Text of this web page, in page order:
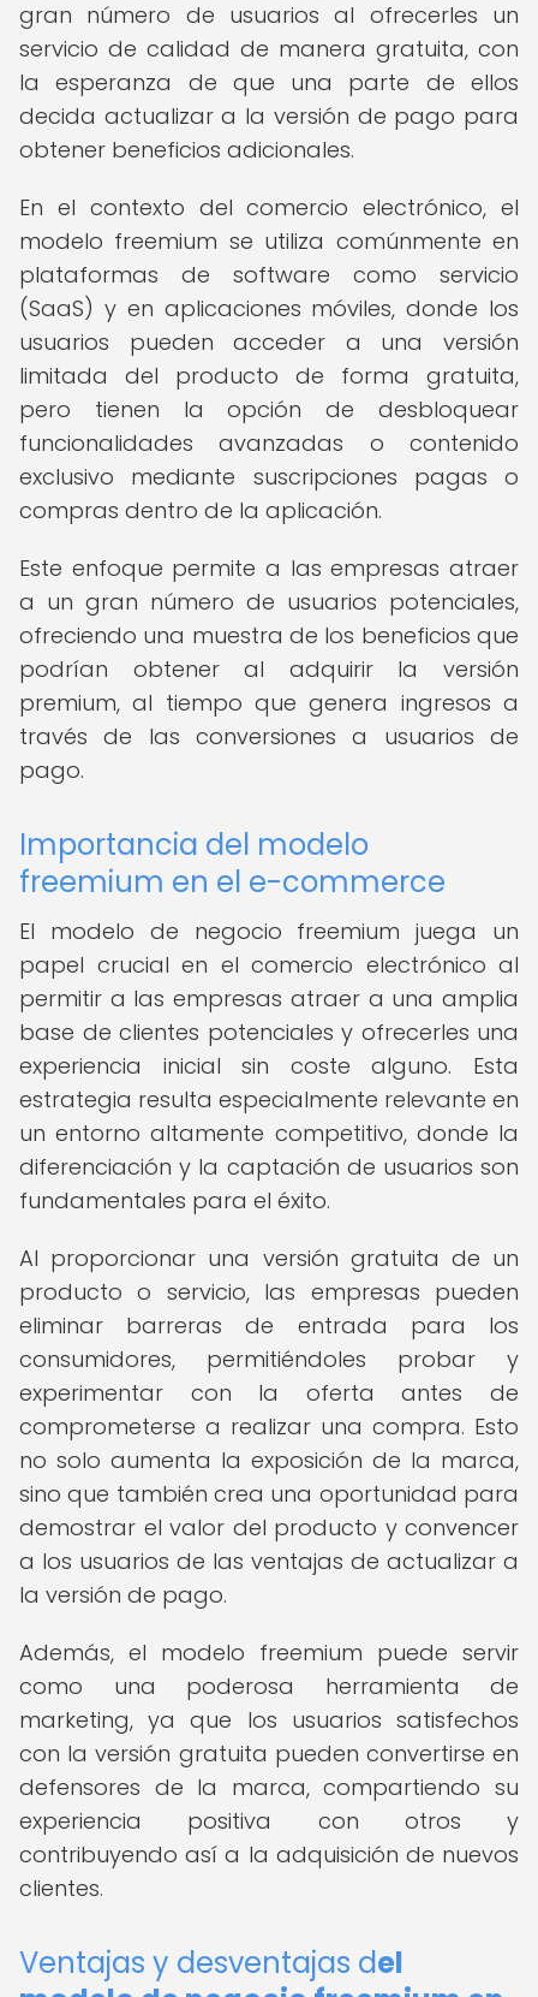
gran número de usuarios al ofrecerles un
servicio de calidad de manera gratuita, con
la esperanza de que una parte de ellos
decida actualizar a la versión de pago para
obtener beneficios adicionales.
En el contexto del comercio electrónico, el
modelo freemium se utiliza comúnmente en
plataformas de software como servicio
(SaaS) y en aplicaciones móviles, donde los
usuarios pueden acceder a una versión
limitada del producto de forma gratuita,
pero tienen la opción de desbloquear
funcionalidades avanzadas o contenido
exclusivo mediante suscripciones pagas o
compras dentro de la aplicación.
Este enfoque permite a las empresas atraer
a un gran número de usuarios potenciales,
ofreciendo una muestra de los beneficios que
podrían obtener al adquirir la versión
premium, al tiempo que genera ingresos a
través de las conversiones a usuarios de
pago.
Importancia del modelo
freemium en el e-commerce
El modelo de negocio freemium juega un
papel crucial en el comercio electrónico al
permitir a las empresas atraer a una amplia
base de clientes potenciales y ofrecerles una
experiencia inicial sin coste alguno. Esta
estrategia resulta especialmente relevante en
un entorno altamente competitivo, donde la
diferenciación y la captación de usuarios son
fundamentales para el éxito.
Al proporcionar una versión gratuita de un
producto o servicio, las empresas pueden
eliminar barreras de entrada para los
consumidores, permitiéndoles probar y
experimentar con la oferta antes de
comprometerse a realizar una compra. Esto
no solo aumenta la exposición de la marca,
sino que también crea una oportunidad para
demostrar el valor del producto y convencer
a los usuarios de las ventajas de actualizar a
la versión de pago.
Además, el modelo freemium puede servir
como una poderosa herramienta de
marketing, ya que los usuarios satisfechos
con la versión gratuita pueden convertirse en
defensores de la marca, compartiendo su
experiencia positiva con otros y
contribuyendo así a la adquisición de nuevos
clientes.
Ventajas y desventajas del